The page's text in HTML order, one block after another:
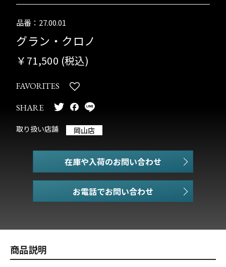
品番：27.00.01
グラン・クロノ
￥71,500 (税込)
FAVORITES
SHARE
取り扱い店舗 岡山店
在庫や入荷のお問い合わせ
お電話でお問い合わせ
商品説明